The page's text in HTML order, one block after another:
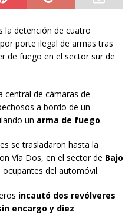
la detención de cuatro
porte ilegal de armas tras
de fuego en el sector sur de
central de cámaras de
a bordo de un
un arma de fuego.
se trasladaron hasta la
Vía Dos, en el sector de Bajo
del automóvil.
incautó dos revólveres
encargo y diez